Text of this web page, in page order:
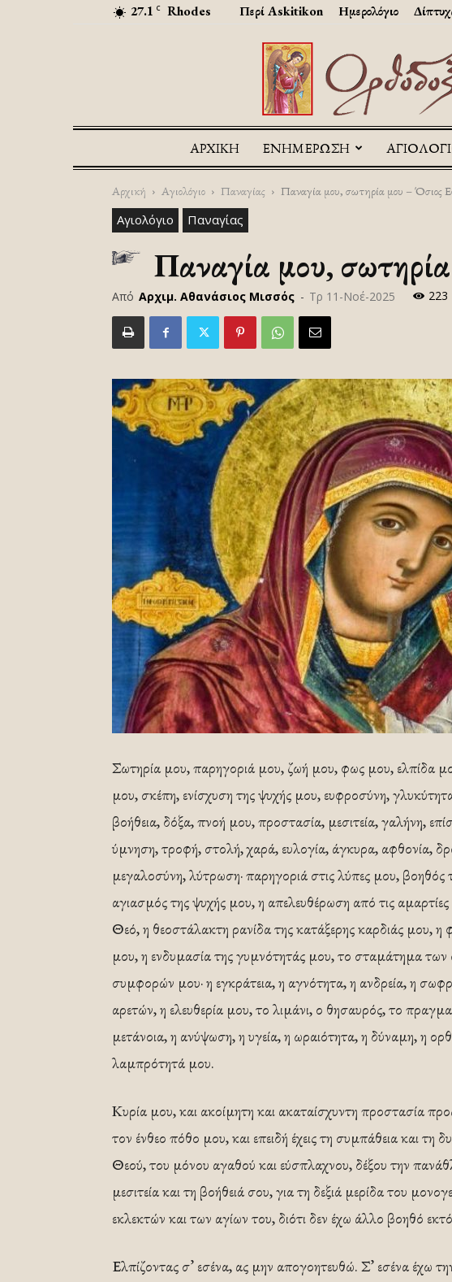
27.1 C Rhodes Περί Askitikon Ημερολόγιο
ΑΡΧΙΚΉ ΕΝΗΜΕΡΩΣΗ
Αρχική Αγιολόγιο Παναγίας Παναγία μου, σωτηρία μου – Όσιος
Αγιολόγιο Παναγίας
Παναγία μου,
Από Αρχιμ. Αθανάσιος Μισσός - Τρ 11-Νοέ-2025 223
Σωτηρία μου, παρηγοριά μου, ζωή μου, φως μου, ελπίδα
μου, σκέπη, ενίσχυση της ψυχής μου, ευφροσύνη,
βοήθεια, δόξα, πνοή μου, προστασία, μεσιτεία, γαλήνη,
ύμνηση, τροφή, στολή, χαρά, ευλογία, άγκυρα, αφθονία,
μεγαλοσύνη, λύτρωση· παρηγοριά στις λύπες μου,
αγιασμός της ψυχής μου, η απελευθέρωση από τις
Θεό, η θεοστάλακτη ρανίδα της κατάξερης καρδιάς μου,
μου, η ενδυμασία της γυμνότητάς μου, το σταμάτημα
συμφορών μου· η εγκράτεια, η αγνότητα, η ανδρεία, η
αρετών, η ελευθερία μου, το λιμάνι, ο θησαυρός, το
μετάνοια, η ανύψωση, η υγεία, η ωραιότητα, η δύναμη, η
λαμπρότητά μου.
Κυρία μου, και ακοίμητη και ακαταίσχυντη προστασία
τον ένθεο πόθο μου, και επειδή έχεις τη συμπάθεια και τη
Θεού, του μόνου αγαθού και εύσπλαχνου, δέξου την
μεσιτεία και τη βοήθειά σου, για τη δεξιά μερίδα του
εκλεκτών και των αγίων του, διότι δεν έχω άλλο βοηθό
Ελπίζοντας σ’ εσένα, ας μην απογοητευθώ. Σ’ εσένα έχω